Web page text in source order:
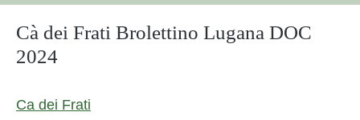
Cà dei Frati Brolettino Lugana DOC
2024
Ca dei Frati